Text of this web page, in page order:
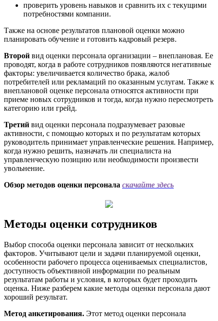
проверить уровень навыков и сравнить их с текущими
потребностями компании.
Также на основе результатов плановой оценки можно
планировать обучение и готовить кадровый резерв.
Второй вид оценки персонала организации – внеплановая. Ее
проводят, когда в работе сотрудников появляются негативные
факторы: увеличивается количество брака, жалоб
потребителей или рекламаций по оказанным услугам. Также к
внеплановой оценке персонала относятся активности при
приеме новых сотрудников и тогда, когда нужно пересмотреть
категорию или грейд.
Третий вид оценки персонала подразумевает разовые
активности, с помощью которых и по результатам которых
руководитель принимает управленческие решения. Например,
когда нужно решить, назначать ли специалиста на
управленческую позицию или необходимости произвести
увольнение.
Обзор методов оценки персонала скачайте здесь
Методы оценки сотрудников
Выбор способа оценки персонала зависит от нескольких
факторов. Учитывают цели и задачи планируемой оценки,
особенности рабочего процесса оцениваемых специалистов,
доступность объективной информации по реальным
результатам работы и условия, в которых будет проходить
оценка. Ниже разберем какие методы оценки персонала дают
хороший результат.
Метод анкетирования. Этот метод оценки персонала